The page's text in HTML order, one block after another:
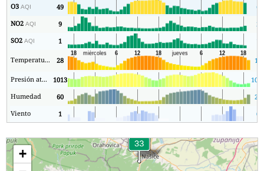
O3AQI 49
6
NO2AQI 9
2
SO2AQI 1 1
Temperatura. 28 18
Presión atmosférica 1013
Humedad
60
27
Viento
1 0
+